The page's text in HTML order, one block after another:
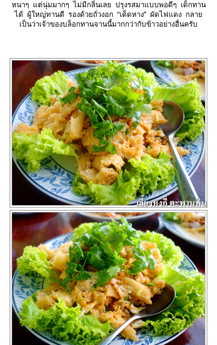
หนาๆ แต่นุ่มมากๆ ไม่มีกลิ่นเลย ปรุงรสมาแบบพอดีๆ เด็กทาน
ได้ ผู้ใหญ่ทานดี รองด้วยถั่วงอก “เด็ดหาง” ผัดไฟแดง กลา
เป็นว่าเจ้าของบล็อกทานจานนี้มากกว่ากับข้าวอย่างอื่นครับ